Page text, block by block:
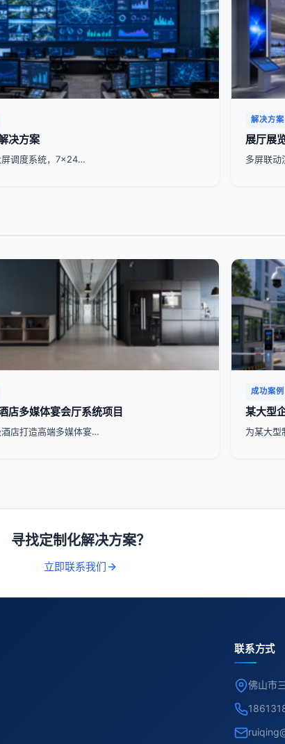
决方案
屏调度系统，7x24…
解决方案
展厅展
多屏联动
店多媒体宴会厅系统项目
店打造高端多媒体宴…
成功案例
某大型
为某大型
寻找定制化解决方案？
立即联系我们
联系方式
佛山市